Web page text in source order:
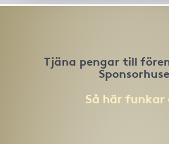
Tjäna pengar till
Så här funkar